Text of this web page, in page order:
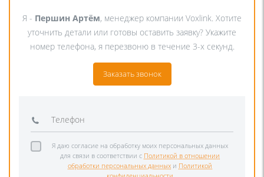
Я - Першин Артём, менеджер компании Voxlink. Хотите
уточнить детали или готовы оставить заявку? Укажите
номер телефона, я перезвоню в течение 3-х секунд.
Заказать звонок
Я даю согласие на обработку моих персональных данных
для связи в соответствии с Политикой в отношении
обработки персональных данных и Политикой